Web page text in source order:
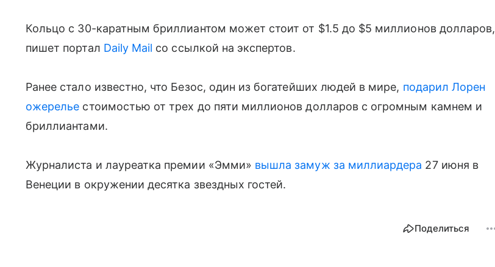
Кольцо с 30-каратным бриллиантом может стоит от $1.5 до $5 миллионов долларов,
пишет портал Daily Mail со ссылкой на экспертов.
Ранее стало известно, что Безос, один из богатейших людей в мире, подарил Лорен
ожерелье стоимостью от трех до пяти миллионов долларов с огромным камнем и
бриллиантами.
Журналиста и лауреатка премии «Эмми» вышла замуж за миллиардера 27 июня в
Венеции в окружении десятка звездных гостей.
Поделиться